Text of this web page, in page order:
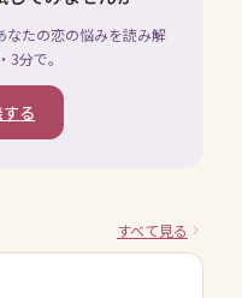
なたの恋の悩みを読み解
3分で。
る
すべて見る